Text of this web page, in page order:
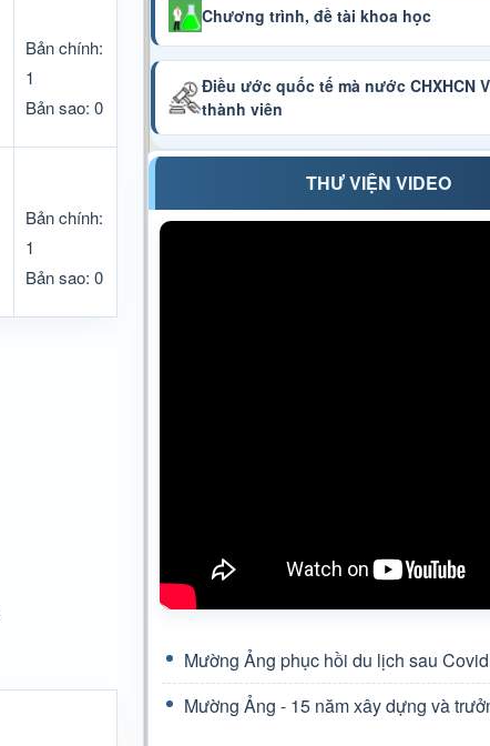
Bản chính:
1
Bản sao: 0
Bản chính:
1
Bản sao: 0
Chương trình, đề tài khoa học
Điều ước quốc tế mà nước CHXHCN
thành viên
THƯ VIỆN VIDEO
Mường Ảng phục hồi du lịch sau
Mường Ảng - 15 năm xây dựng và